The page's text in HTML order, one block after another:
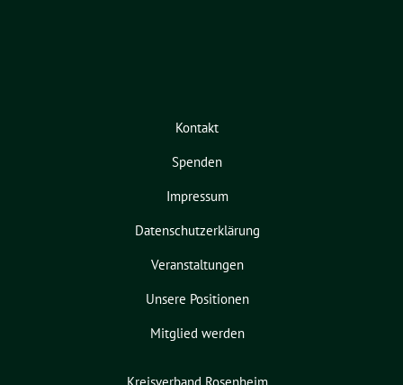
Kontakt
Spenden
Impressum
Datenschutzerklärung
Veranstaltungen
Unsere Positionen
Mitglied werden